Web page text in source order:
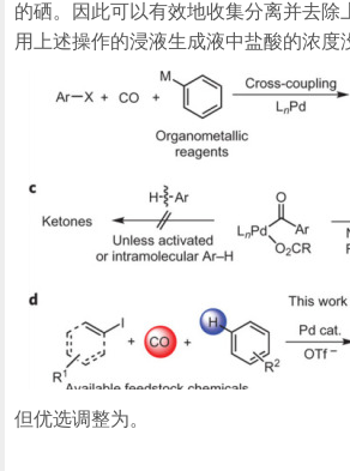
的硒。因此可以有效地收集分离并去除
用上述操作的浸液生成液中盐酸的浓度
但优选调整为。